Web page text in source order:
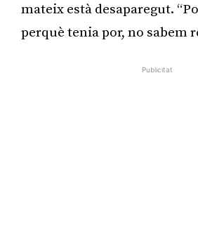
mateix està desaparegut.
perquè tenia por, no sabem
Publicitat